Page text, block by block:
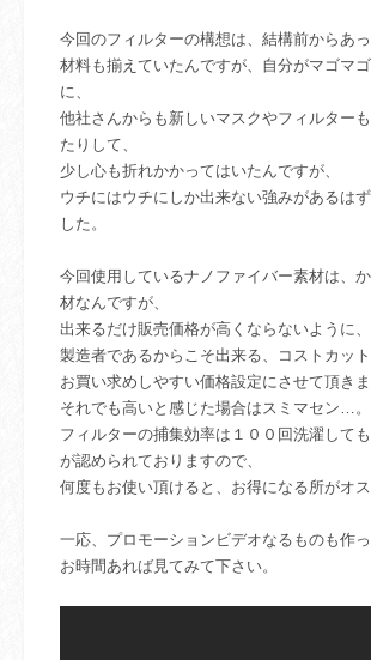
今回のフィルターの構想は、結構前からあっ
材料も揃えていたんですが、自分がマゴマ
に、
他社さんからも新しいマスクやフィルター
たりして、
少し心も折れかかってはいたんですが、
ウチにはウチにしか出来ない強みがあるは
した。
今回使用しているナノファイバー素材は、
材なんですが、
出来るだけ販売価格が高くならないように、
製造者であるからこそ出来る、コストカット
お買い求めしやすい価格設定にさせて頂きま
それでも高いと感じた場合はスミマセン…
フィルターの捕集効率は１００回洗濯して
が認められておりますので、
何度もお使い頂けると、お得になる所がオス
一応、プロモーションビデオなるものも作っ
お時間あれば見てみて下さい。